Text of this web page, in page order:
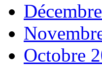
Octobre